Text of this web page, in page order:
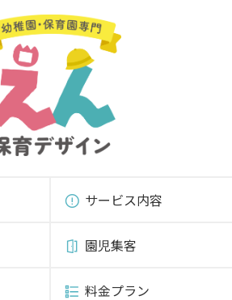
サービス内容
園児集客
料金プラン